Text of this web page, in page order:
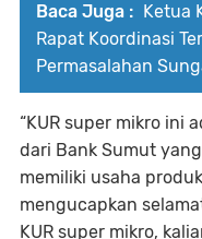
Baca Juga : Ketua
Rapat Koordinasi
Permasalahan
“KUR super mikro ini
dari Bank Sumut
memiliki usaha
mengucapkan
KUR super mikro,